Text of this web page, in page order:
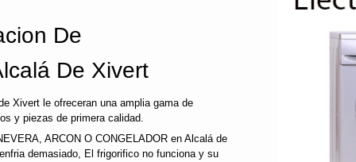
De
De Xivert
Xivert le ofreceran una amplia gama de
y piezas de primera calidad.
ARCON O CONGELADOR en Alcalá de
demasiado, El frigorifico no funciona y su